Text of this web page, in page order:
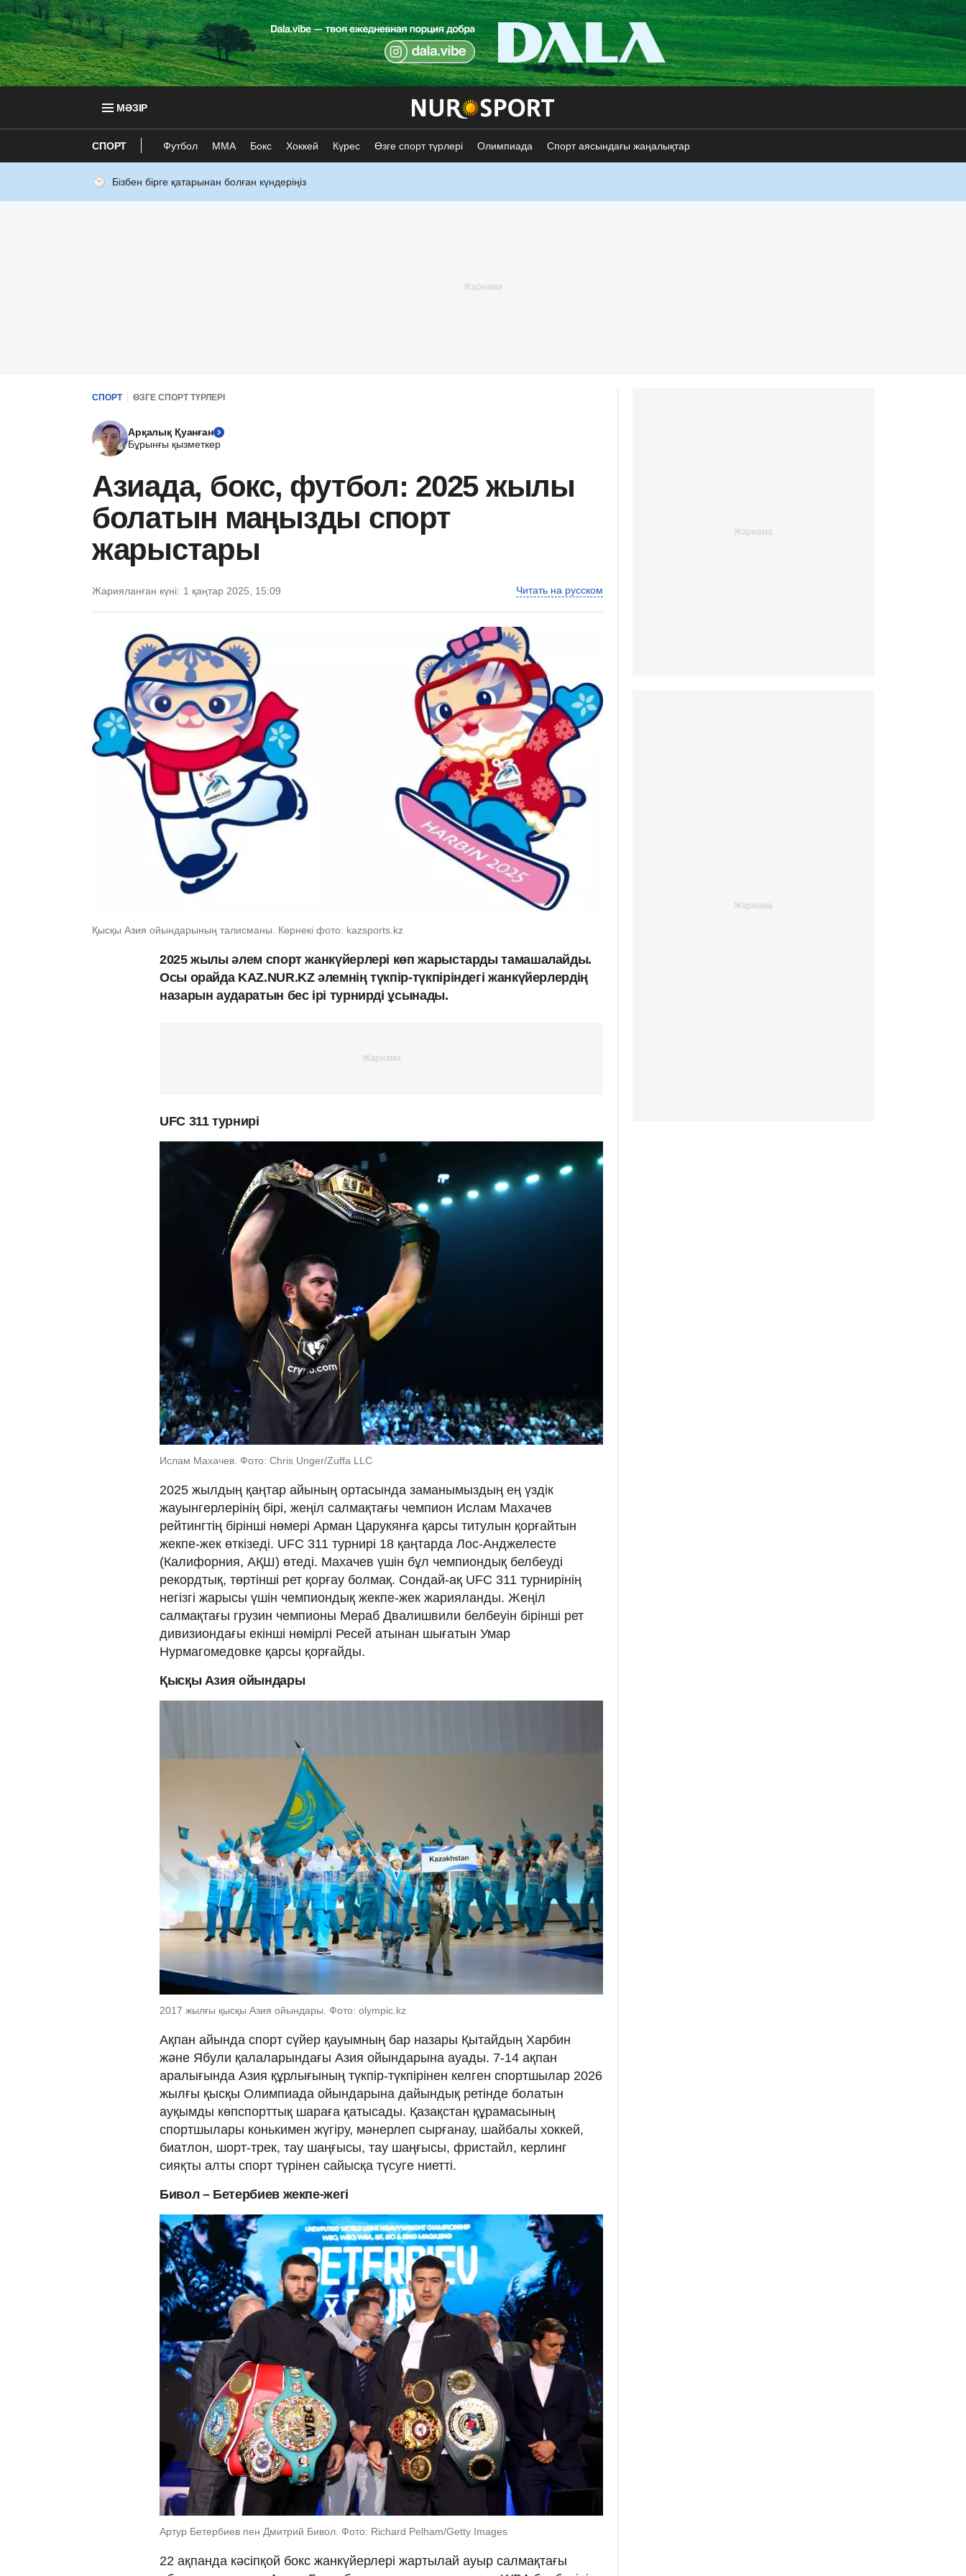
МӘЗІР
СПОРТ Футбол ММА Бокс Хоккей Күрес Өзге спорт түрлері Олимпиада Спорт аясындағы жаңалықтар
Бізбен бірге қатарынан болған күндеріңіз
СПОРТ ӨЗГЕ СПОРТ ТҮРЛЕРІ
Арқалық Қуанған
Бұрынғы қызметкер
Азиада, бокс, футбол: 2025 жылы
болатын маңызды спорт
жарыстары
Жарияланған күні: 1 қаңтар 2025, 15:09 Читать на русском
Қысқы Азия ойындарының талисманы. Көрнекі фото: kazsports.kz
2025 жылы әлем спорт жанкүйерлері көп жарыстарды тамашалайды.
Осы орайда KAZ.NUR.KZ әлемнің түкпір-түкпіріндегі жанкүйерлердің
назарын аударатын бес ірі турнирді ұсынады.
UFC 311 турнирі
Ислам Махачев. Фото: Chris Unger/Zuffa LLC
2025 жылдың қаңтар айының ортасында заманымыздың ең үздік
жауынгерлерінің бірі, жеңіл салмақтағы чемпион Ислам Махачев
рейтингтің бірінші нөмері Арман Царукянға қарсы титулын қорғайтын
жекпе-жек өткізеді. UFC 311 турнирі 18 қаңтарда Лос-Анджелесте
(Калифорния, АҚШ) өтеді. Махачев үшін бұл чемпиондық белбеуді
рекордтық, төртінші рет қорғау болмақ. Сондай-ақ UFC 311 турнирінің
негізгі жарысы үшін чемпиондық жекпе-жек жарияланды. Жеңіл
салмақтағы грузин чемпионы Мераб Двалишвили белбеуін бірінші рет
дивизиондағы екінші нөмірлі Ресей атынан шығатын Умар
Нурмагомедовке қарсы қорғайды.
Қысқы Азия ойындары
2017 жылғы қысқы Азия ойындары. Фото: olympic.kz
Ақпан айында спорт сүйер қауымның бар назары Қытайдың Харбин
және Ябули қалаларындағы Азия ойындарына ауады. 7-14 ақпан
аралығында Азия құрлығының түкпір-түкпірінен келген спортшылар 2026
жылғы қысқы Олимпиада ойындарына дайындық ретінде болатын
ауқымды көпспорттық шараға қатысады. Қазақстан құрамасының
спортшылары конькимен жүгіру, мәнерлеп сырғанау, шайбалы хоккей,
биатлон, шорт-трек, тау шаңғысы, тау шаңғысы, фристайл, керлинг
сияқты алты спорт түрінен сайысқа түсуге ниетті.
Бивол – Бетербиев жекпе-жегі
Артур Бетербиев пен Дмитрий Бивол. Фото: Richard Pelham/Getty Images
22 ақпанда кәсіпқой бокс жанкүйерлері жартылай ауыр салмақтағы